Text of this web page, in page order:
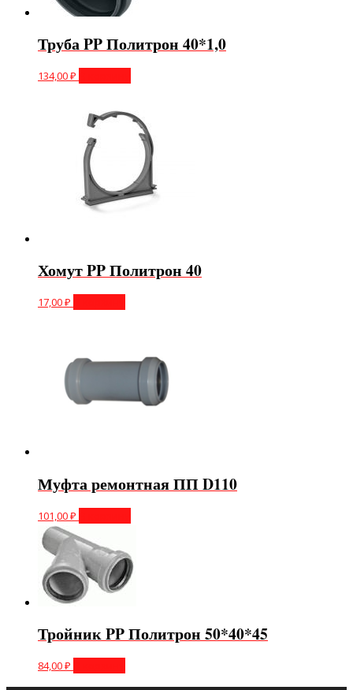
Труба PP Политрон 40*1,0
134,00₽
Хомут PP Политрон 40
17,00₽
Муфта ремонтная ПП D110
101,00₽
Тройник PP Политрон 50*40*45
84,00₽